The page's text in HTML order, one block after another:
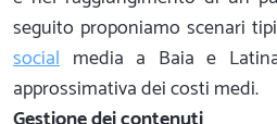
seguito proponiamo scenari
social media a Baia e
approssimativa dei costi medi.